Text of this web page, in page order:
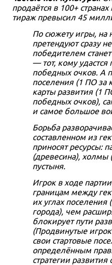
продаётся в 100+
тираж превысил 45
По сюжету игры, на
претендуют сразу
победителем
— тот, кому
победных очков. А
поселения (1 ПО за
карты развития (1
победных очков),
и самое большое
Борьба
составленном из
приносят ресурсы:
(древесина), холмы
пустыня.
Игрок в ходе
границам между
их углах поселения
города), чем
блокирует пути
(Продвинутые
свои стартовые
определённым
стратегии